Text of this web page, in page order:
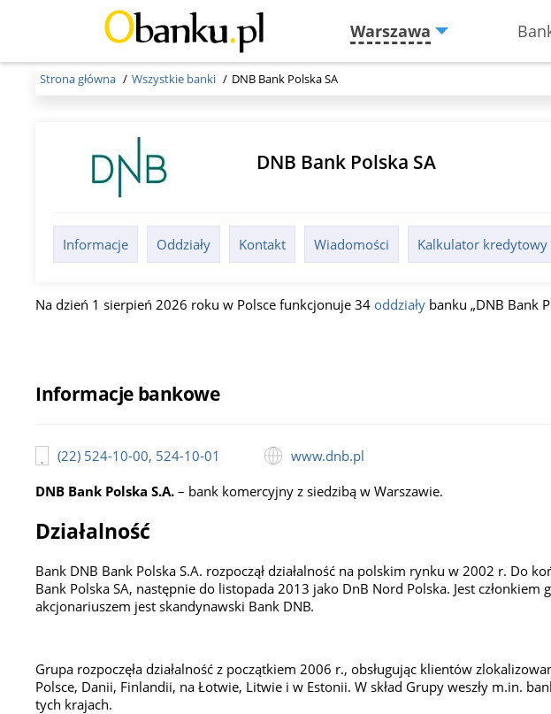
Warszawa
Strona główna Wszystkie banki DNB Bank Polska SA
DNB Bank Polska SA
Informacje Oddziały Kontakt Wiadomości Kalkulator kredytowy
Na dzień 1 sierpień 2026 roku w Polsce funkcjonuje 34 oddziały banku „DNB Bank
Informacje bankowe
(22) 524-10-00, 524-10-01 www.dnb.pl
DNB Bank Polska S.A. – bank komercyjny z siedzibą w Warszawie.
Działalność
Bank DNB Bank Polska S.A. rozpoczął działalność na polskim rynku w 2002 r. Do
Bank Polska SA, następnie do listopada 2013 jako DnB Nord Polska. Jest
akcjonariuszem jest skandynawski Bank DNB.
Grupa rozpoczęła działalność z początkiem 2006 r., obsługując klientów
Polsce, Danii, Finlandii, na Łotwie, Litwie i w Estonii. W skład Grupy weszły m.in.
tych krajach.